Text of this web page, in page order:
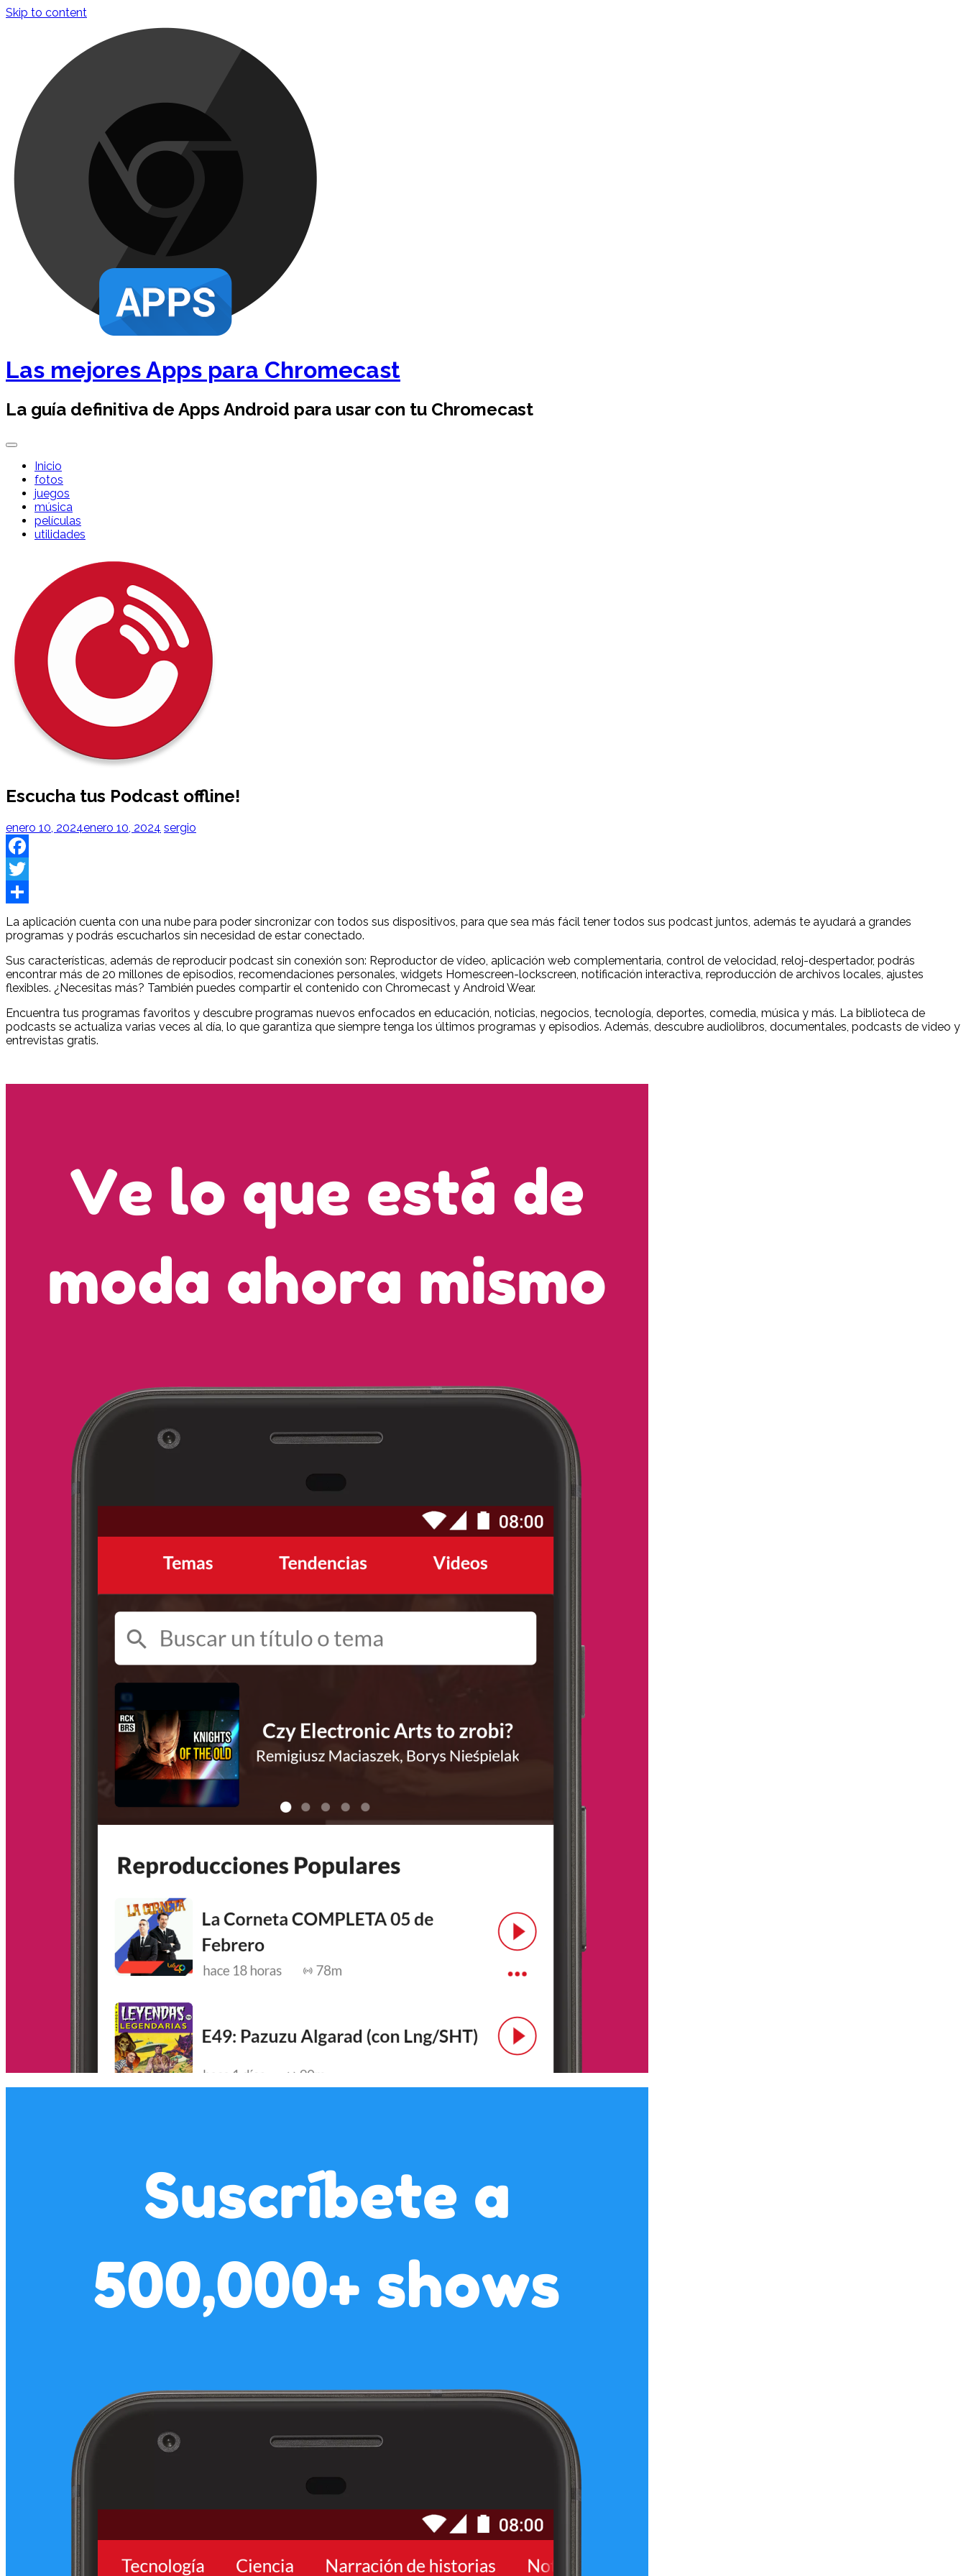
Skip to content
Las mejores Apps para Chromecast
La guía definitiva de Apps Android para usar con tu Chromecast
Inicio
fotos
juegos
música
películas
utilidades
Escucha tus Podcast offline!
enero 10, 2024enero 10, 2024 sergio
Facebook
Twitter
Share
La aplicación cuenta con una nube para poder sincronizar con todos sus dispositivos, para que sea más fácil tener todos sus podcast juntos, además te ayudará a grandes
programas y podrás escucharlos sin necesidad de estar conectado.
Sus características, además de reproducir podcast sin conexión son: Reproductor de vídeo, aplicación web complementaria, control de velocidad, reloj-despertador, podrás
encontrar más de 20 millones de episodios, recomendaciones personales, widgets Homescreen-lockscreen, notificación interactiva, reproducción de archivos locales, ajustes
flexibles. ¿Necesitas más? También puedes compartir el contenido con Chromecast y Android Wear.
Encuentra tus programas favoritos y descubre programas nuevos enfocados en educación, noticias, negocios, tecnología, deportes, comedia, música y más. La biblioteca de
podcasts se actualiza varias veces al día, lo que garantiza que siempre tenga los últimos programas y episodios. Además, descubre audiolibros, documentales, podcasts de video y
entrevistas gratis.